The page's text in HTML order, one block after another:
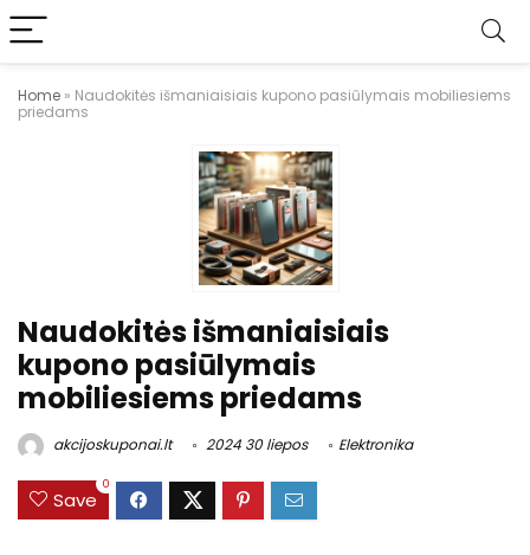
Home » Naudokitės išmaniaisiais kupono pasiūlymais mobiliesiems
priedams
Naudokitės išmaniaisiais
kupono pasiūlymais
mobiliesiems priedams
akcijoskuponai.lt 2024 30 liepos Elektronika
Save
0